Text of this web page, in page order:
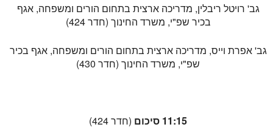
גב' רויטל ריבלין, מדריכה ארצית בתחום הורים ומשפחה, אגף
בכיר שפ"י, משרד החינוך (חדר 424)
גב' אפרת וייס, מדריכה ארצית בתחום הורים ומשפחה, אגף בכיר
שפ"י, משרד החינוך (חדר 430)
11:15 סיכום (חדר 424)